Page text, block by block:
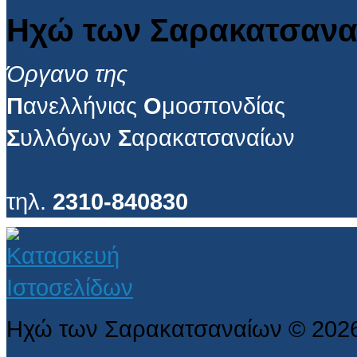
Ηχώ των
Όργανο της
Πανελλήνιας Ομοσπονδίας
Συλλόγων Σαρακατσαναίων
τηλ. 2310-840830
Ηχώ των Σαρακατσαναίων ©